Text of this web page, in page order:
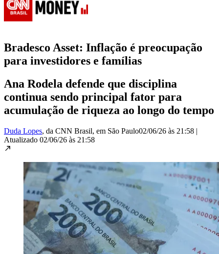
Bradesco Asset: Inflação é preocupação
para investidores e famílias
Ana Rodela defende que disciplina
continua sendo principal fator para
acumulação de riqueza ao longo do tempo
Duda Lopes, da CNN Brasil, em São Paulo02/06/26 às 21:58 |
Atualizado 02/06/26 às 21:58